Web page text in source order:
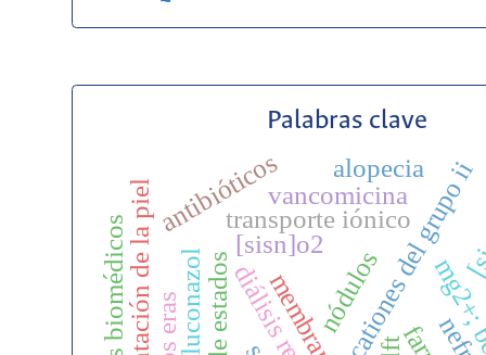
Palabras clave
cationes del grupo ii
transporte iónico
[sisn]o2
antibióticos
diálisis renal
vancomicina
fluconazol nódulos
alopecia